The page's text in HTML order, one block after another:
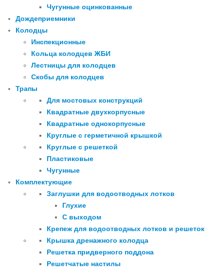
Чугунные оцинкованные
Дождеприемники
Колодцы
Инспекционные
Кольца колодцев ЖБИ
Лестницы для колодцев
Скобы для колодцев
Трапы
Для мостовых конструкций
Квадратные двухкорпусные
Квадратные однокорпусные
Круглые с герметичной крышкой
Круглые с решеткой
Пластиковые
Чугунные
Комплектующие
Заглушки для водоотводных лотков
Глухие
С выходом
Крепеж для водоотводных лотков и решеток
Крышка дренажного колодца
Решетка придверного поддона
Решетчатые настилы